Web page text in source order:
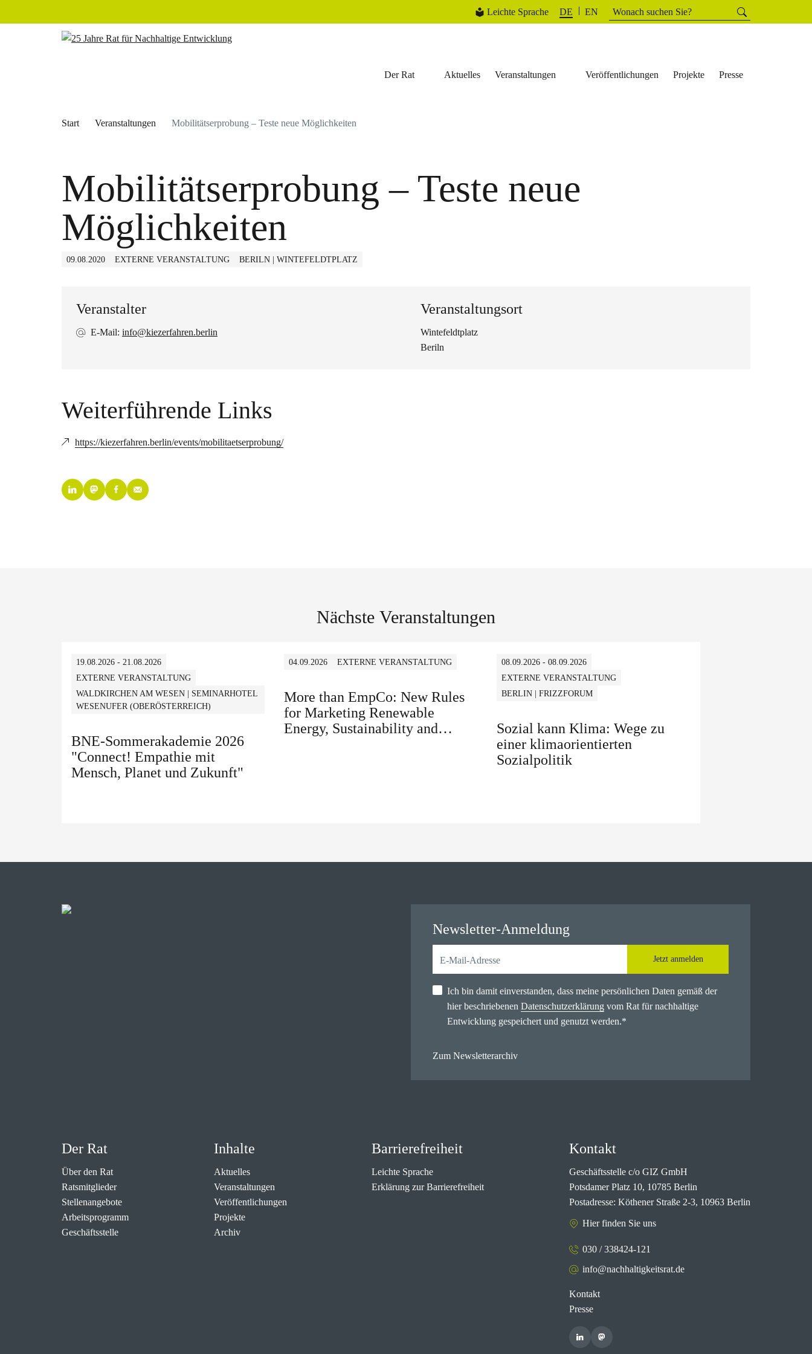
Suchen
nach:
Suchen
DE EN
Leichte Sprache
Der Rat Aktuelles Veranstaltungen Veröffentlichungen Projekte Presse
Start Veranstaltungen Mobilitätserprobung – Teste neue Möglichkeiten
Mobilitätserprobung – Teste neue
Möglichkeiten
09.08.2020 EXTERNE VERANSTALTUNG BERILN | WINTEFELDTPLATZ
Veranstalter
E-Mail: info@kiezerfahren.berlin
Veranstaltungsort
Wintefeldtplatz
Beriln
Weiterführende Links
https://kiezerfahren.berlin/events/mobilitaetserprobung/
Nächste Veranstaltungen
19.08.2026 - 21.08.2026
EXTERNE VERANSTALTUNG
WALDKIRCHEN AM WESEN | SEMINARHOTEL
WESENUFER (OBERÖSTERREICH)
BNE-Sommerakademie 2026
"Connect! Empathie mit
Mensch, Planet und Zukunft"
04.09.2026 EXTERNE VERANSTALTUNG
More than EmpCo: New Rules
for Marketing Renewable
Energy, Sustainability and
08.09.2026 - 08.09.2026
EXTERNE VERANSTALTUNG
BERLIN | FRIZZFORUM
Sozial kann Klima: Wege zu
einer klimaorientierten
Sozialpolitik
Newsletter-Anmeldung
Jetzt anmelden
Ich bin damit einverstanden, dass meine persönlichen Daten gemäß der
hier beschriebenen Datenschutzerklärung vom Rat für nachhaltige
Entwicklung gespeichert und genutzt werden.*
Zum Newsletterarchiv
Der Rat
Über den Rat
Ratsmitglieder
Stellenangebote
Arbeitsprogramm
Geschäftsstelle
Inhalte
Aktuelles
Veranstaltungen
Veröffentlichungen
Projekte
Archiv
Barrierefreiheit
Leichte Sprache
Erklärung zur Barrierefreiheit
Kontakt
Geschäftsstelle c/o GIZ GmbH
Potsdamer Platz 10, 10785 Berlin
Postadresse: Köthener Straße 2-3, 10963 Berlin
Hier finden Sie uns
030 / 338424-121
info@nachhaltigkeitsrat.de
Kontakt
Presse